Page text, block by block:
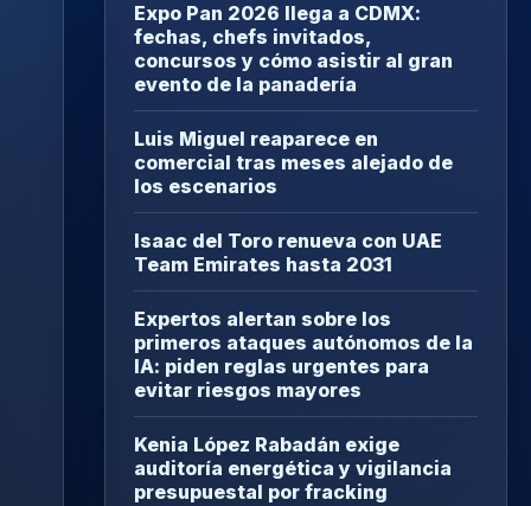
Expo Pan 2026 llega a CDMX:
fechas, chefs invitados,
concursos y cómo asistir al gran
evento de la panadería
Luis Miguel reaparece en
comercial tras meses alejado de
los escenarios
Isaac del Toro renueva con UAE
Team Emirates hasta 2031
Expertos alertan sobre los
primeros ataques autónomos de la
IA: piden reglas urgentes para
evitar riesgos mayores
Kenia López Rabadán exige
auditoría energética y vigilancia
presupuestal por fracking